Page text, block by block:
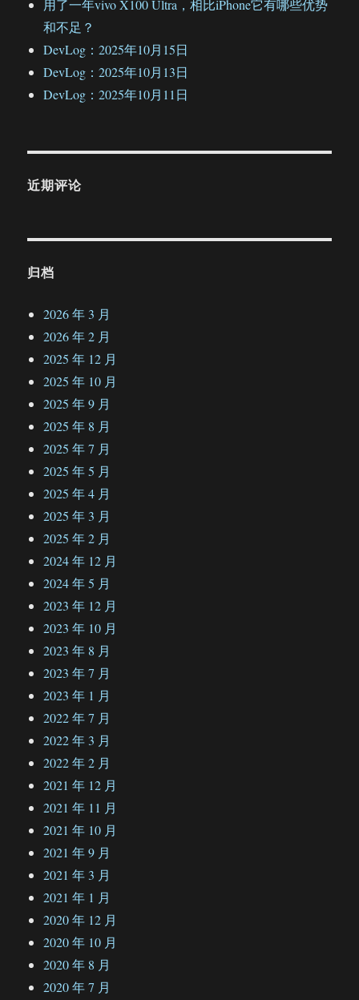
用了一年vivo X100 Ultra，相比iPhone它有哪些优势
和不足？
DevLog：2025年10月15日
DevLog：2025年10月13日
DevLog：2025年10月11日
近期评论
归档
2026 年 3 月
2026 年 2 月
2025 年 12 月
2025 年 10 月
2025 年 9 月
2025 年 8 月
2025 年 7 月
2025 年 5 月
2025 年 4 月
2025 年 3 月
2025 年 2 月
2024 年 12 月
2024 年 5 月
2023 年 12 月
2023 年 10 月
2023 年 8 月
2023 年 7 月
2023 年 1 月
2022 年 7 月
2022 年 3 月
2022 年 2 月
2021 年 12 月
2021 年 11 月
2021 年 10 月
2021 年 9 月
2021 年 3 月
2021 年 1 月
2020 年 12 月
2020 年 10 月
2020 年 8 月
2020 年 7 月